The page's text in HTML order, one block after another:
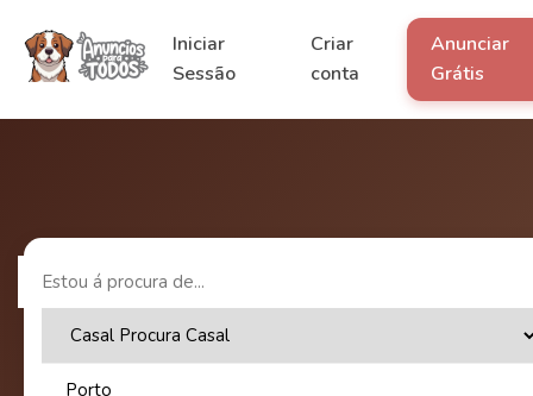
Iniciar
Sessão
Criar
conta
Anunciar
Grátis